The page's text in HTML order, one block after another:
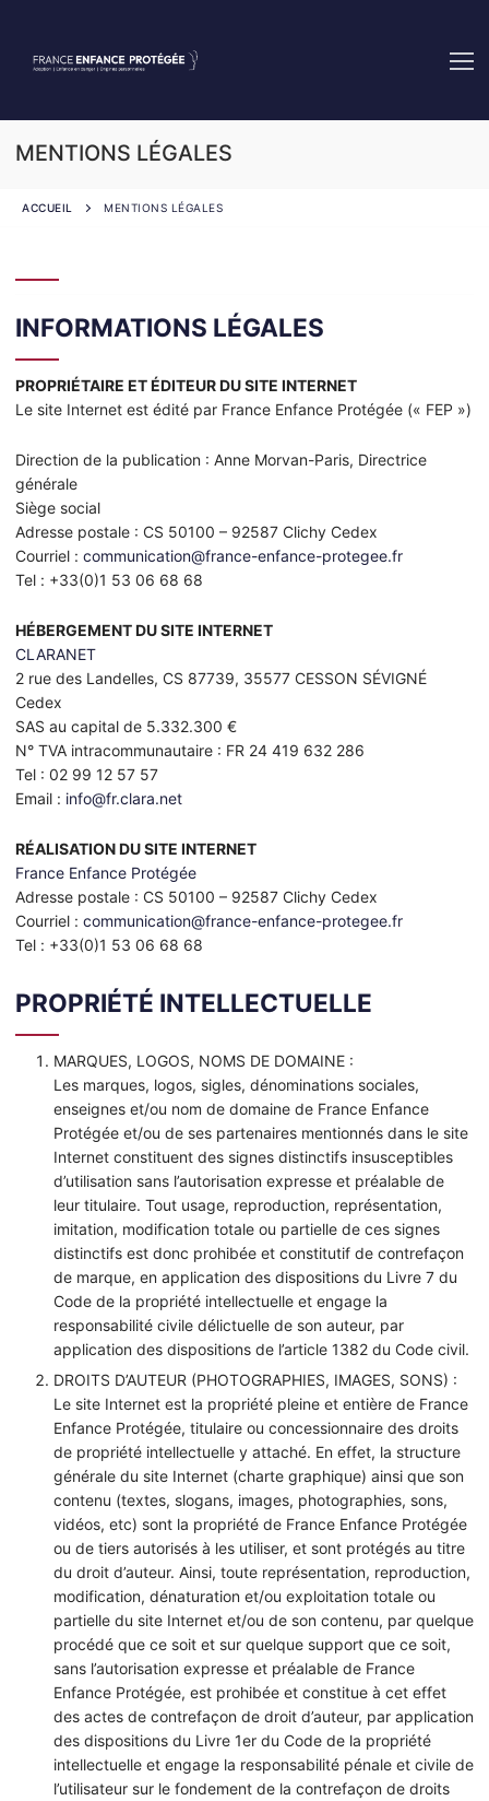
contenu
MENTIONS LÉGALES
ACCUEIL MENTIONS LÉGALES
INFORMATIONS LÉGALES
PROPRIÉTAIRE ET ÉDITEUR DU SITE INTERNET
Le site Internet est édité par France Enfance Protégée (« FEP »)
Direction de la publication : Anne Morvan-Paris, Directrice
générale
Siège social
Adresse postale : CS 50100 – 92587 Clichy Cedex
Courriel : communication@france-enfance-protegee.fr
Tel : +33(0)1 53 06 68 68
HÉBERGEMENT DU SITE INTERNET
CLARANET
2 rue des Landelles, CS 87739, 35577 CESSON SÉVIGNÉ
Cedex
SAS au capital de 5.332.300 €
N° TVA intracommunautaire : FR 24 419 632 286
Tel : 02 99 12 57 57
Email : info@fr.clara.net
RÉALISATION DU SITE INTERNET
France Enfance Protégée
Adresse postale : CS 50100 – 92587 Clichy Cedex
Courriel : communication@france-enfance-protegee.fr
Tel : +33(0)1 53 06 68 68
PROPRIÉTÉ INTELLECTUELLE
MARQUES, LOGOS, NOMS DE DOMAINE :
Les marques, logos, sigles, dénominations sociales,
enseignes et/ou nom de domaine de France Enfance
Protégée et/ou de ses partenaires mentionnés dans le site
Internet constituent des signes distinctifs insusceptibles
d’utilisation sans l’autorisation expresse et préalable de
leur titulaire. Tout usage, reproduction, représentation,
imitation, modification totale ou partielle de ces signes
distinctifs est donc prohibée et constitutif de contrefaçon
de marque, en application des dispositions du Livre 7 du
Code de la propriété intellectuelle et engage la
responsabilité civile délictuelle de son auteur, par
application des dispositions de l’article 1382 du Code civil.
DROITS D’AUTEUR (PHOTOGRAPHIES, IMAGES, SONS) :
Le site Internet est la propriété pleine et entière de France
Enfance Protégée, titulaire ou concessionnaire des droits
de propriété intellectuelle y attaché. En effet, la structure
générale du site Internet (charte graphique) ainsi que son
contenu (textes, slogans, images, photographies, sons,
vidéos, etc) sont la propriété de France Enfance Protégée
ou de tiers autorisés à les utiliser, et sont protégés au titre
du droit d’auteur. Ainsi, toute représentation, reproduction,
modification, dénaturation et/ou exploitation totale ou
partielle du site Internet et/ou de son contenu, par quelque
procédé que ce soit et sur quelque support que ce soit,
sans l’autorisation expresse et préalable de France
Enfance Protégée, est prohibée et constitue à cet effet
des actes de contrefaçon de droit d’auteur, par application
des dispositions du Livre 1er du Code de la propriété
intellectuelle et engage la responsabilité pénale et civile de
l’utilisateur sur le fondement de la contrefaçon de droits